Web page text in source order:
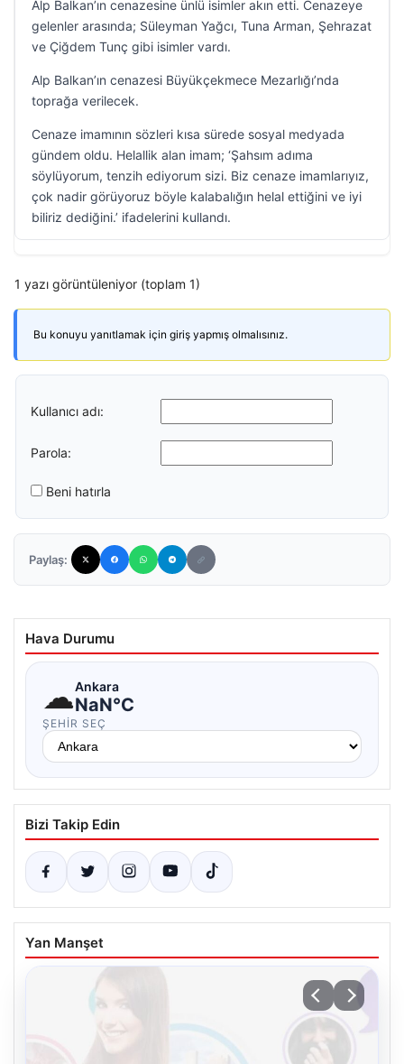
Alp Balkan’ın cenazesine ünlü isimler akın etti. Cenazeye
gelenler arasında; Süleyman Yağcı, Tuna Arman, Şehrazat
ve Çiğdem Tunç gibi isimler vardı.
Alp Balkan’ın cenazesi Büyükçekmece Mezarlığı’nda
toprağa verilecek.
Cenaze imamının sözleri kısa sürede sosyal medyada
gündem oldu. Helallik alan imam; ‘Şahsım adıma
söylüyorum, tenzih ediyorum sizi. Biz cenaze imamlarıyız,
çok nadir görüyoruz böyle kalabalığın helal ettiğini ve iyi
biliriz dediğini.’ ifadelerini kullandı.
1 yazı görüntüleniyor (toplam 1)
Bu konuyu yanıtlamak için giriş yapmış olmalısınız.
Kullanıcı adı:
Parola:
Beni hatırla
Paylaş:
Hava Durumu
☁Ankara
NaN°C
ŞEHIR SEÇ
Bizi Takip Edin
Yan Manşet